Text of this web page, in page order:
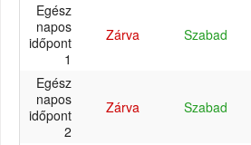
Egész
napos
időpont
1
Zárva Szabad
Egész
napos
időpont
2
Zárva Szabad